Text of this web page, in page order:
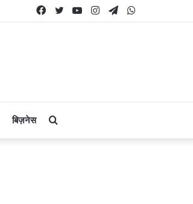
Telegram
Instagram
YouTube
Twitter
Facebook
बिज़नेस